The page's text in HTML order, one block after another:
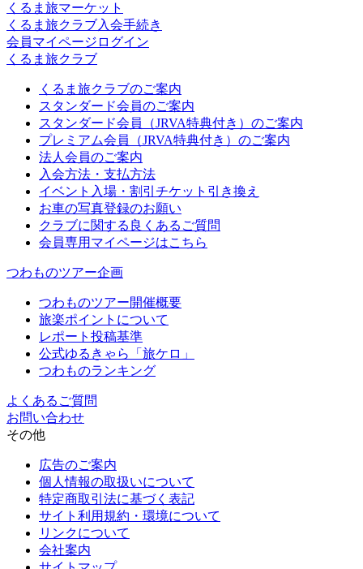
くるま旅マーケット
くるま旅クラブ入会手続き
会員マイページログイン
くるま旅クラブ
くるま旅クラブのご案内
スタンダード会員のご案内
スタンダード会員（JRVA特典付き）のご案内
プレミアム会員（JRVA特典付き）のご案内
法人会員のご案内
入会方法・支払方法
イベント入場・割引チケット引き換え
お車の写真登録のお願い
クラブに関する良くあるご質問
会員専用マイページはこちら
つわものツアー企画
つわものツアー開催概要
旅楽ポイントについて
レポート投稿基準
公式ゆるきゃら「旅ケロ」
つわものランキング
よくあるご質問
お問い合わせ
その他
広告のご案内
個人情報の取扱いについて
特定商取引法に基づく表記
サイト利用規約・環境について
リンクについて
会社案内